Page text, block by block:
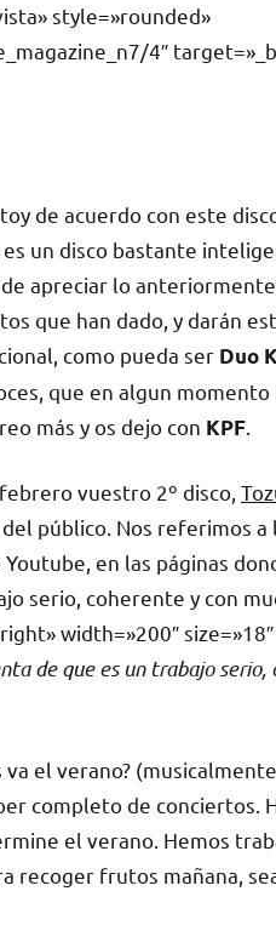
style=»rounded»
4″
de acuerdo con este
un disco bastante
apreciar lo
que han dado, y darán
como pueda ser Duo
que en algun
más y os dejo con KPF
vuestro 2º disco,
público. Nos referimos
en las páginas
serio, coherente y con
width=»200″
de que es un trabajo
el verano?
completo de conciertos.
el verano. Hemos
recoger frutos mañana,